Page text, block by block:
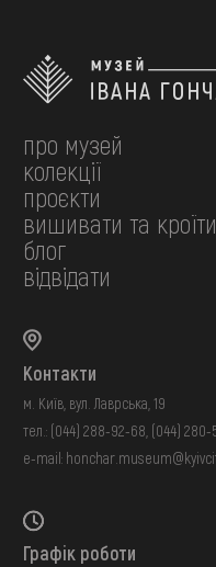
про музей
колекції
проєкти
вишивати та кроїти
блог
відвідати
Контакти
м. Київ, вул. Лаврська, 19
тел.: (044) 288-92-68 (044) 280-
e-mail:
Графік роботи